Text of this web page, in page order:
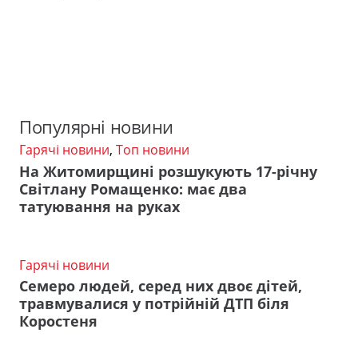
Популярні новини
Гарячі новини, Топ новини
На Житомирщині розшукують 17-річну
Світлану Ромащенко: має два
татуювання на руках
Гарячі новини
Семеро людей, серед них двоє дітей,
травмувалися у потрійній ДТП біля
Коростеня